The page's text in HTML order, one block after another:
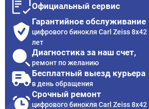
Официальный сервис
Гарантийное обслуживание
цифрового бинокля Carl Zeiss 8x42
лет
Диагностика за наш счет,
ремонт по желанию
Бесплатный выезд курьера
в день обращения
Срочный ремонт
цифрового бинокля Carl Zeiss 8x42